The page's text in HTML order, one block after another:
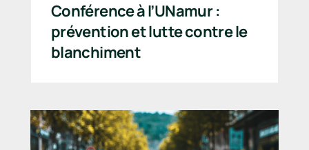
Conférence à l’UNamur :
prévention et lutte contre le
blanchiment